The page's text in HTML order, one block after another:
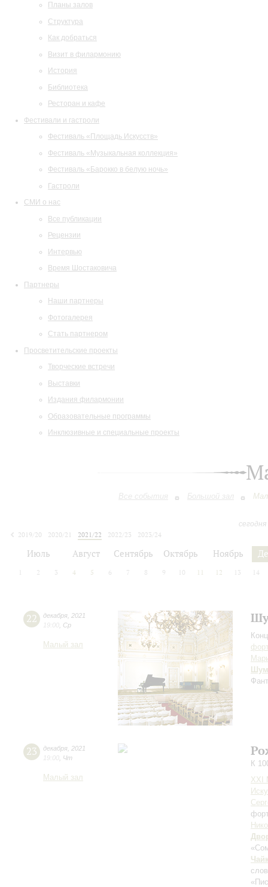
Планы залов
Структура
Как добраться
Визит в филармонию
История
Библиотека
Ресторан и кафе
Фестивали и гастроли
Фестиваль «Площадь Искусств»
Фестиваль «Музыкальная коллекция»
Фестиваль «Барокко в белую ночь»
Гастроли
СМИ о нас
Все публикации
Рецензии
Интервью
Время Шостаковича
Партнеры
Наши партнеры
Фотогалерея
Стать партнером
Просветительские проекты
Творческие встречи
Выставки
Издания филармонии
Образовательные программы
Инклюзивные и специальные проекты
Все события Большой зал
2019/20
2020/21 2021/22 2022/23
2023/24
Июль Август Сентябрь Октябрь Ноябрь
2 3 4 5 6 7 8 9 10 11 12 13 14
22 декабря 2021
19:00 Ср
Малый зал
23 декабря 2021
19:00 Чт
Малый зал
К
XXI